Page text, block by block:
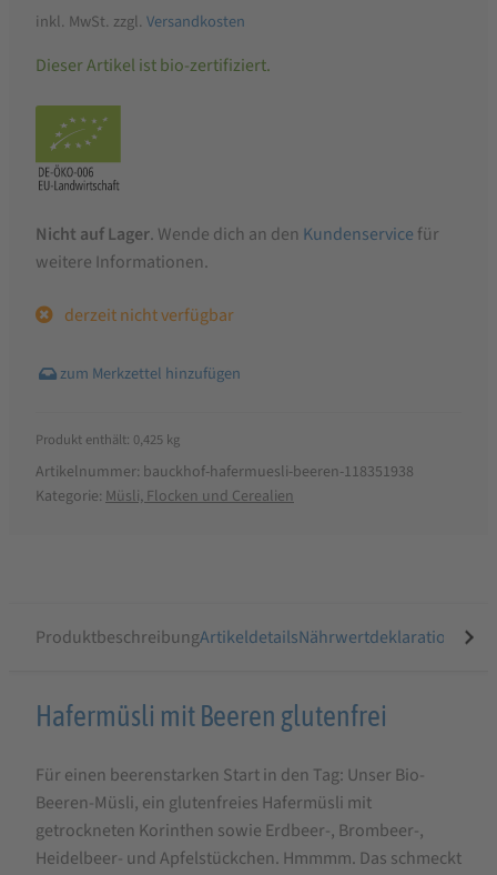
inkl. MwSt. zzgl. Versandkosten
Dieser Artikel ist bio-zertifiziert.
Nicht auf Lager. Wende dich an den Kundenservice für
weitere Informationen.
derzeit nicht verfügbar
Produkt enthält: 0,425 kg
Artikelnummer: bauckhof-hafermuesli-beeren-118351938
Kategorie: Müsli, Flocken und Cerealien
ProduktbeschreibungArtikeldetailsNährwertdeklaration
Produktbeschreibung
Bauckhof
Bio
Hafermüsli
Hafermüsli mit Beeren glutenfrei
Für einen beerenstarken Start in den Tag: Unser Bio-
Beeren-Müsli, ein glutenfreies Hafermüsli mit
getrockneten Korinthen sowie Erdbeer-, Brombeer-,
Heidelbeer- und Apfelstückchen. Hmmmm. Das schmeckt